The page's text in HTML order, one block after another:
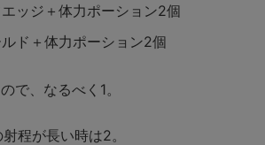
ッジ＋体力ポーション2個
ド＋体力ポーション2個
で、なるべく1。
程が長い時は2。